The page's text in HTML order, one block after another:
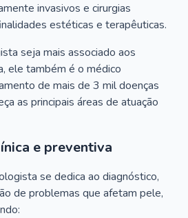
invasivos e cirurgias
estéticas e terapêuticas.
seja mais associado aos
ele também é o médico
de mais de 3 mil doenças
as principais áreas de atuação
e preventiva
se dedica ao diagnóstico,
de problemas que afetam pele,